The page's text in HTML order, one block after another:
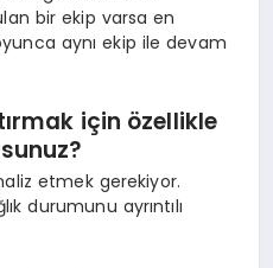
bir ekip varsa en
aynı ekip ile devam
için özellikle
etmek gerekiyor.
durumunu ayrıntılı